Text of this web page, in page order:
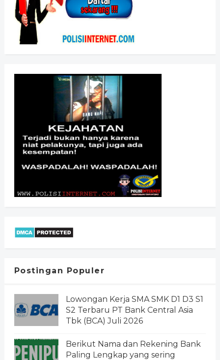
Postingan Populer
Lowongan Kerja SMA SMK D1 D3 S1
S2 Terbaru PT Bank Central Asia
Tbk (BCA) Juli 2026
Berikut Nama dan Rekening Bank
Paling Lengkap yang sering